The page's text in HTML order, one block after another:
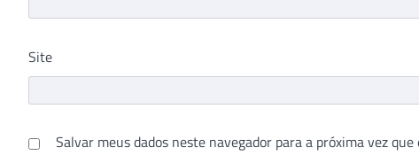
Site
Salvar meus dados neste navegador para a próxima vez